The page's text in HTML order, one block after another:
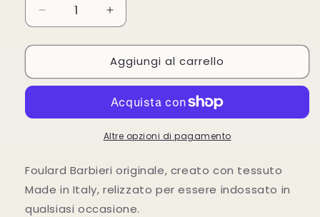
Diminuisci
quantità
per
100%
LARIOSETA
Aumenta
quantità
per
FOULARD
100%
BARBIERI
LARIOSETA
Aggiungi al carrello
Altre opzioni di pagamento
Foulard Barbieri originale, creato con tessuto
Made in Italy, relizzato per essere indossato in
qualsiasi occasione.